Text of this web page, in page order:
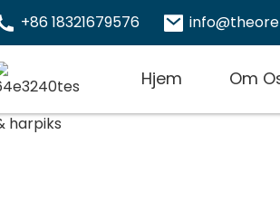
+86 18321679576
Hjem Om